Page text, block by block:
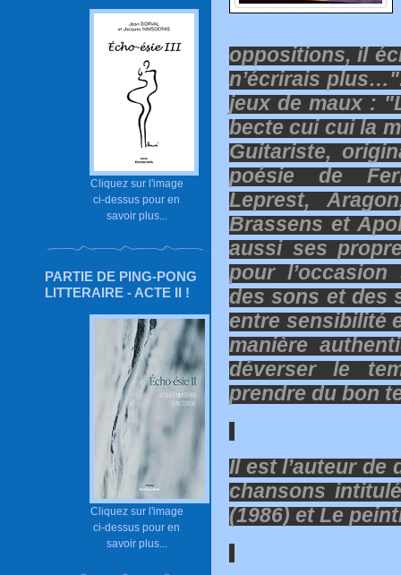
Cliquez sur l'image
ci-dessus pour en
savoir plus...
PARTIE DE PING-PONG
LITTERAIRE - ACTE II !
Cliquez sur l'image
ci-dessus pour en
savoir plus...
oppositions, il
n’écrirais
jeux de maux :
becte cui cui la
Guitariste,
poésie de
Leprest,
Brassens et
aussi ses
pour
des sons et des
entre sensibilité
manière
déverser le
prendre du bon
Il est l’auteur de
chansons
(1986) et Le